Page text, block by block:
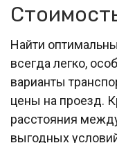
Найти
всегда легко,
варианты
цены на проезд.
расстояния
выгодных